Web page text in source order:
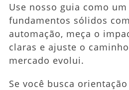
Use nosso guia como
fundamentos sólidos
automação, meça o
claras e ajuste o
mercado evolui.
Se você busca